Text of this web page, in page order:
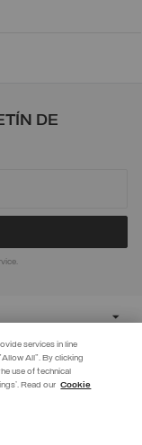
para obtener un 10 %
DE
services in line
All". By clicking
use of technical
Read our Cookie